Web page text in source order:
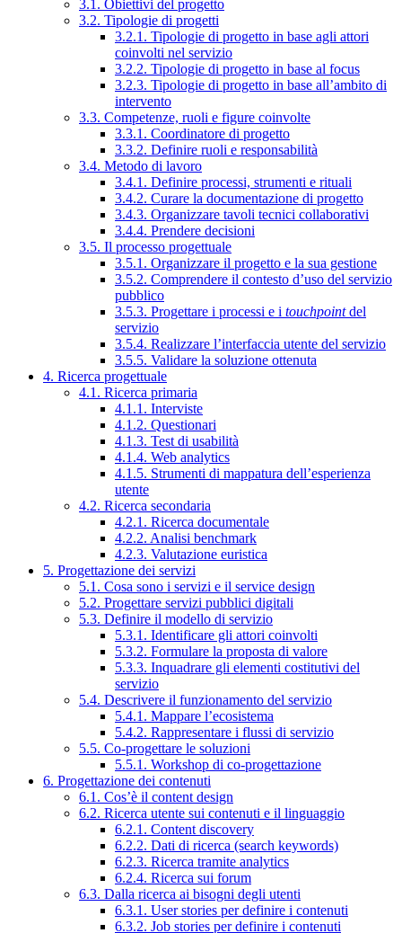
3.1. Obiettivi del progetto
3.2. Tipologie di progetti
3.2.1. Tipologie di progetto in base agli attori
coinvolti nel servizio
3.2.2. Tipologie di progetto in base al focus
3.2.3. Tipologie di progetto in base all’ambito di
intervento
3.3. Competenze, ruoli e figure coinvolte
3.3.1. Coordinatore di progetto
3.3.2. Definire ruoli e responsabilità
3.4. Metodo di lavoro
3.4.1. Definire processi, strumenti e rituali
3.4.2. Curare la documentazione di progetto
3.4.3. Organizzare tavoli tecnici collaborativi
3.4.4. Prendere decisioni
3.5. Il processo progettuale
3.5.1. Organizzare il progetto e la sua gestione
3.5.2. Comprendere il contesto d’uso del servizio
pubblico
3.5.3. Progettare i processi e i touchpointdel
servizio
3.5.4. Realizzare l’interfaccia utente del servizio
3.5.5. Validare la soluzione ottenuta
4. Ricerca progettuale
4.1. Ricerca primaria
4.1.1. Interviste
4.1.2. Questionari
4.1.3. Test di usabilità
4.1.4. Web analytics
4.1.5. Strumenti di mappatura dell’esperienza
utente
4.2. Ricerca secondaria
4.2.1. Ricerca documentale
4.2.2. Analisi benchmark
4.2.3. Valutazione euristica
5. Progettazione dei servizi
5.1. Cosa sono i servizi e il service design
5.2. Progettare servizi pubblici digitali
5.3. Definire il modello di servizio
5.3.1. Identificare gli attori coinvolti
5.3.2. Formulare la proposta di valore
5.3.3. Inquadrare gli elementi costitutivi del
servizio
5.4. Descrivere il funzionamento del servizio
5.4.1. Mappare l’ecosistema
5.4.2. Rappresentare i flussi di servizio
5.5. Co-progettare le soluzioni
5.5.1. Workshop di co-progettazione
6. Progettazione dei contenuti
6.1. Cos’è il content design
6.2. Ricerca utente sui contenuti e il linguaggio
6.2.1. Content discovery
6.2.2. Dati di ricerca (search keywords)
6.2.3. Ricerca tramite analytics
6.2.4. Ricerca sui forum
6.3. Dalla ricerca ai bisogni degli utenti
6.3.1. User stories per definire i contenuti
6.3.2. Job stories per definire i contenuti